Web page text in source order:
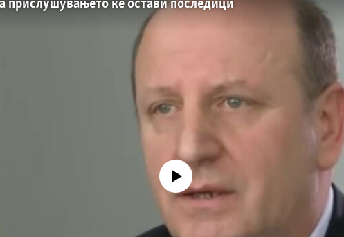
прислушувањето ќе остави последици
No media source currently available